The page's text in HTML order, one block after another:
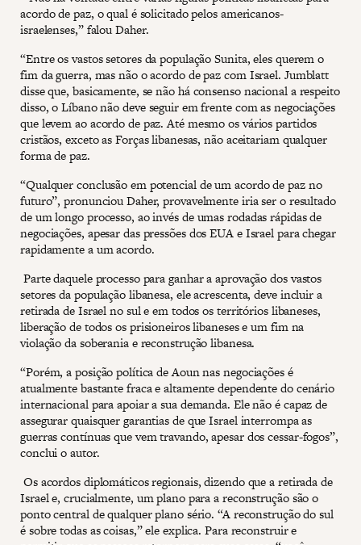
acordo de paz, o qual é solicitado pelos americanos-
israelenses,” falou Daher.
“Entre os vastos setores da população Sunita, eles querem o
fim da guerra, mas não o acordo de paz com Israel. Jumblatt
disse que, basicamente, se não há consenso nacional a respeito
disso, o Líbano não deve seguir em frente com as negociações
que levem ao acordo de paz. Até mesmo os vários partidos
cristãos, exceto as Forças libanesas, não aceitariam qualquer
forma de paz.
“Qualquer conclusão em potencial de um acordo de paz no
futuro”, pronunciou Daher, provavelmente iria ser o resultado
de um longo processo, ao invés de umas rodadas rápidas de
negociações, apesar das pressões dos EUA e Israel para chegar
rapidamente a um acordo.
Parte daquele processo para ganhar a aprovação dos vastos
setores da população libanesa, ele acrescenta, deve incluir a
retirada de Israel no sul e em todos os territórios libaneses,
liberação de todos os prisioneiros libaneses e um fim na
violação da soberania e reconstrução libanesa.
“Porém, a posição política de Aoun nas negociações é
atualmente bastante fraca e altamente dependente do cenário
internacional para apoiar a sua demanda. Ele não é capaz de
assegurar quaisquer garantias de que Israel interrompa as
guerras contínuas que vem travando, apesar dos cessar-fogos”,
conclui o autor.
Os acordos diplomáticos regionais, dizendo que a retirada de
Israel e, crucialmente, um plano para a reconstrução são o
ponto central de qualquer plano sério. “A reconstrução do sul
é sobre todas as coisas,” ele explica. Para reconstruir e